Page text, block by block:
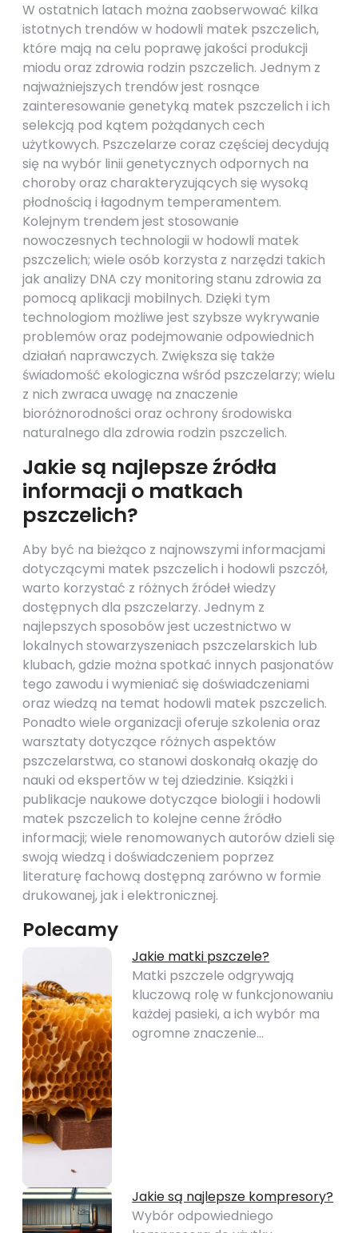
W ostatnich latach można zaobserwować kilka
istotnych trendów w hodowli matek pszczelich,
które mają na celu poprawę jakości produkcji
miodu oraz zdrowia rodzin pszczelich. Jednym z
najważniejszych trendów jest rosnące
zainteresowanie genetyką matek pszczelich i ich
selekcją pod kątem pożądanych cech
użytkowych. Pszczelarze coraz częściej decydują
się na wybór linii genetycznych odpornych na
choroby oraz charakteryzujących się wysoką
płodnością i łagodnym temperamentem.
Kolejnym trendem jest stosowanie
nowoczesnych technologii w hodowli matek
pszczelich; wiele osób korzysta z narzędzi takich
jak analizy DNA czy monitoring stanu zdrowia za
pomocą aplikacji mobilnych. Dzięki tym
technologiom możliwe jest szybsze wykrywanie
problemów oraz podejmowanie odpowiednich
działań naprawczych. Zwiększa się także
świadomość ekologiczna wśród pszczelarzy; wielu
z nich zwraca uwagę na znaczenie
bioróżnorodności oraz ochrony środowiska
naturalnego dla zdrowia rodzin pszczelich.
Jakie są najlepsze źródła
informacji o matkach
pszczelich?
Aby być na bieżąco z najnowszymi informacjami
dotyczącymi matek pszczelich i hodowli pszczół,
warto korzystać z różnych źródeł wiedzy
dostępnych dla pszczelarzy. Jednym z
najlepszych sposobów jest uczestnictwo w
lokalnych stowarzyszeniach pszczelarskich lub
klubach, gdzie można spotkać innych pasjonatów
tego zawodu i wymieniać się doświadczeniami
oraz wiedzą na temat hodowli matek pszczelich.
Ponadto wiele organizacji oferuje szkolenia oraz
warsztaty dotyczące różnych aspektów
pszczelarstwa, co stanowi doskonałą okazję do
nauki od ekspertów w tej dziedzinie. Książki i
publikacje naukowe dotyczące biologii i hodowli
matek pszczelich to kolejne cenne źródło
informacji; wiele renomowanych autorów dzieli się
swoją wiedzą i doświadczeniem poprzez
literaturę fachową dostępną zarówno w formie
drukowanej, jak i elektronicznej.
Polecamy
Jakie matki pszczele?
Matki pszczele odgrywają
kluczową rolę w funkcjonowaniu
każdej pasieki, a ich wybór ma
ogromne znaczenie…
Jakie są najlepsze kompresory?
Wybór odpowiedniego